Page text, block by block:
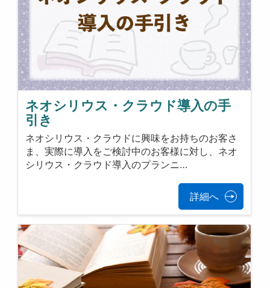
ネオシリウス・クラウド導入の手
引き
ネオシリウス・クラウドに興味をお持ちのお客さ
ま、実際に導入をご検討中のお客様に対し、ネオ
シリウス・クラウド導入のプランニ…
詳細へ